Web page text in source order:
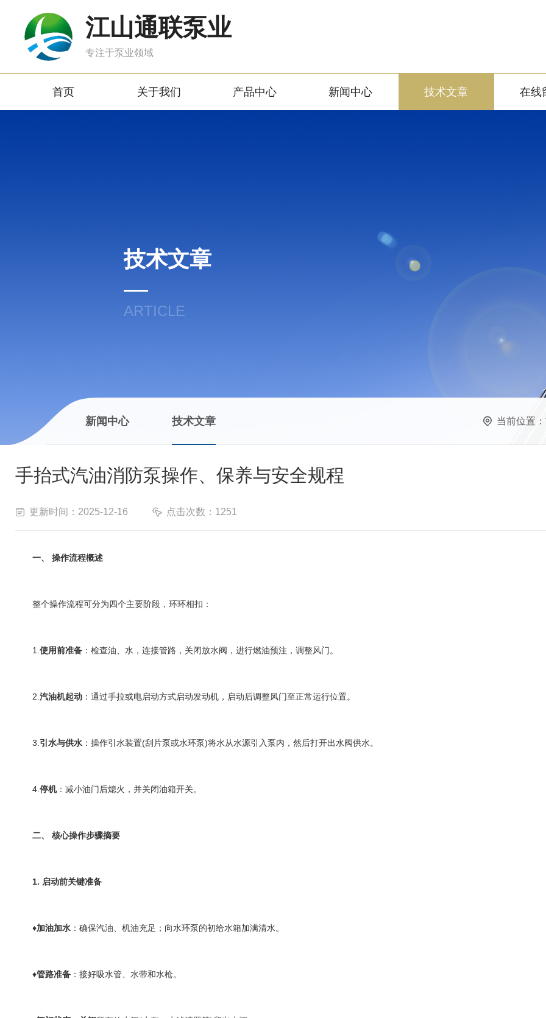
江山通联泵业
专注于泵业领域
首页 关于我们 产品中心 新闻中心 技术文章 在线
技术文章
ARTICLE
新闻中心 技术文章 当前位置：
手抬式汽油消防泵操作、保养与安全规程
更新时间：2025-12-16 点击次数：1251
一、 操作流程概述
整个操作流程可分为四个主要阶段，环环相扣：
1. 使用前准备 ：检查油、水，连接管路，关闭放水阀，进行燃油预注，调整风门。
2. 汽油机起动 ：通过手拉或电启动方式启动发动机，启动后调整风门至正常运行位置。
3. 引水与供水 ：操作引水装置(刮片泵或水环泵)将水从水源引入泵内，然后打开出水阀供水。
4. 停机：减小油门后熄火，并关闭油箱开关。
二、 核心操作步骤摘要
1. 启动前关键准备
♦加油加水 ：确保汽油、机油充足；向水环泵的初给水箱加满清水。
♦管路准备 ：接好吸水管、水带和水枪。